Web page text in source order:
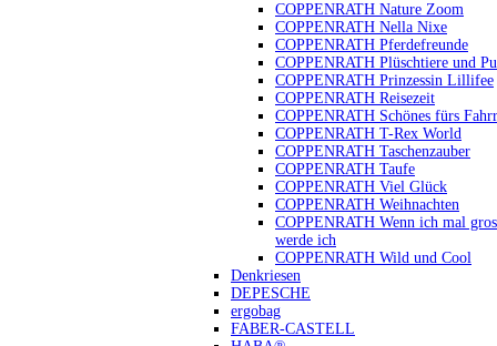
COPPENRATH Nature Zoom
COPPENRATH Nella Nixe
COPPENRATH Pferdefreunde
COPPENRATH Plüschtiere und
COPPENRATH Prinzessin Lillifee
COPPENRATH Reisezeit
COPPENRATH Schönes fürs
COPPENRATH T-Rex World
COPPENRATH Taschenzauber
COPPENRATH Taufe
COPPENRATH Viel Glück
COPPENRATH Weihnachten
COPPENRATH Wenn ich mal
werde ich
COPPENRATH Wild und Cool
Denkriesen
DEPESCHE
ergobag
FABER-CASTELL